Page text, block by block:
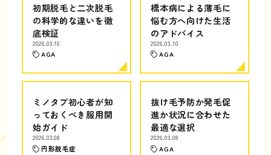
初期脱毛と二次脱毛
の科学的な違いを徹
底検証
2026.03.10
AGA
橋本病による薄毛に
悩む方へ向けた生活
のアドバイス
2026.03.10
AGA
ミノタブ初心者が知
っておくべき服用開
始ガイド
2026.03.08
円形脱毛症
抜け毛予防か発毛促
進か状況に合わせた
最適な選択
2026.03.08
AGA